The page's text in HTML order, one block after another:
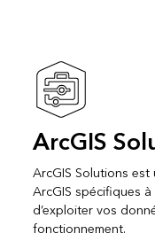
ArcGIS
ArcGIS Solutions
ArcGIS spécifiques
d’exploiter vos
fonctionnement.